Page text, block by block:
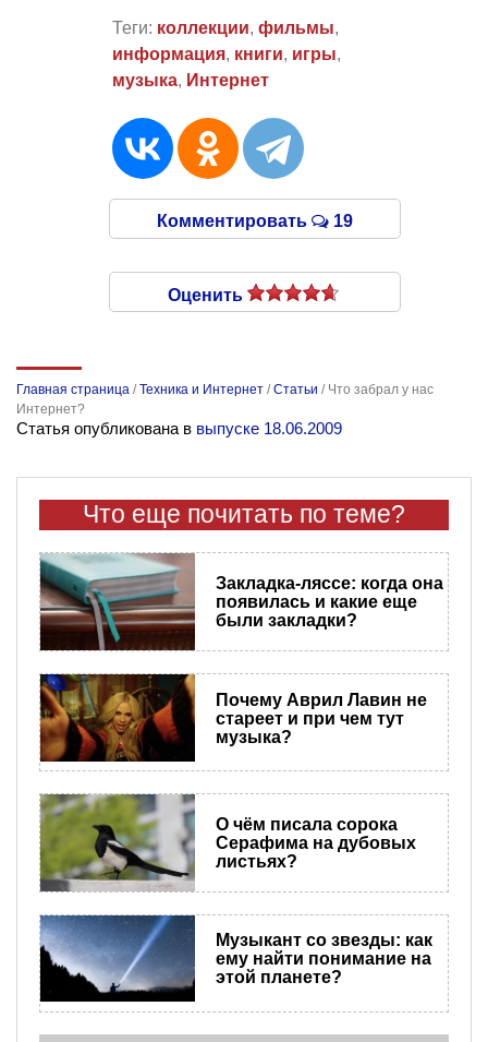
Теги: коллекции, фильмы,
информация, книги, игры,
музыка, Интернет
Комментировать 19
Оценить
Главная страница /Техника и Интернет /Статьи / Что забрал у нас
Интернет?
Статья опубликована в выпуске 18.06.2009
Что еще почитать по теме?
Закладка-ляссе: когда она
появилась и какие еще
были закладки?
Почему Аврил Лавин не
стареет и при чем тут
музыка?
О чём писала сорока
Серафима на дубовых
листьях?
Музыкант со звезды: как
ему найти понимание на
этой планете?